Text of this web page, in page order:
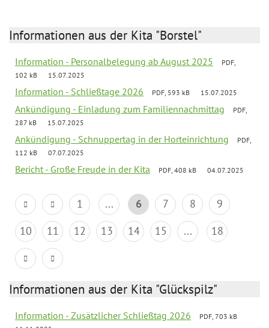
Informationen aus der Kita "Borstel"
Information - Personalbelegung ab August 2025
PDF,
102 kB
15.07.2025
Information - Schließtage 2026 PDF, 593 kB 15.07.2025
Ankündigung - Einladung zum Familiennachmittag
PDF,
287 kB
15.07.2025
Ankündigung - Schnuppertag in der Horteinrichtung
PDF,
112 kB
07.07.2025
Bericht - Große Freude in der Kita PDF, 408 kB 04.07.2025
1 ... 6 7 8
9
10
11 12 13 14 15 ... 18
Informationen aus der Kita "Glückspilz"
Information - Zusätzlicher Schließtag 2026
PDF, 703 kB